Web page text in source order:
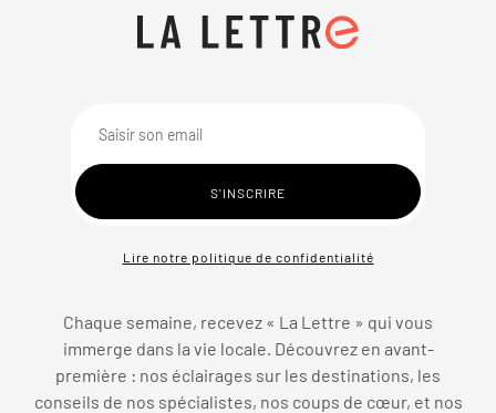
Lire notre politique de confidentialité
Chaque semaine, recevez « La Lettre » qui vous
immerge dans la vie locale. Découvrez en avant-
première : nos éclairages sur les destinations, les
conseils de nos spécialistes, nos coups de cœur, et nos